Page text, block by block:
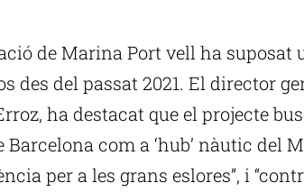
de Marina Port vell ha suposat
des del passat 2021. El director
ha destacat que el projecte
Barcelona com a ‘hub’ nàutic del
per a les grans eslores”, i